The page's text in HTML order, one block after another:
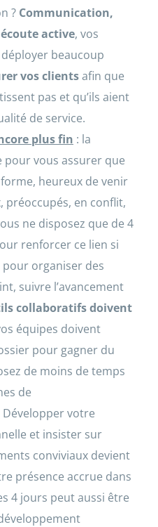
? Communication,
active, vos
beaucoup
vos clientsafin que
pas et qu’ils aient
de service.
plus fin : la
pour vous assurer que
heureux de venir
préoccupés, en conflit,
ne disposez que de 4
renforcer ce lien si
pour organiser des
suivre l’avancement
collaboratifs doivent
équipes doivent
pour gagner du
de moins de temps
de
votre
et insister sur
conviviaux devient
présence accrue dans
4 jours peut aussi être